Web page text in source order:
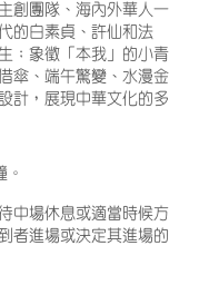
創團隊、海內外華人一
的白素貞、許仙和法
；象徵「本我」的小青
傘、端午驚變、水漫金
計，展現中華文化的多
中場休息或適當時候方
者進場或決定其進場的